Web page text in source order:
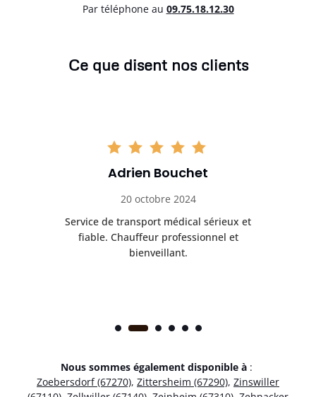
Par téléphone au 09.75.18.12.30
Ce que disent nos clients
Adrien Bouchet
20 octobre 2024
Service de transport médical sérieux et
fiable. Chauffeur professionnel et
bienveillant.
Nous sommes également disponible à :
Zoebersdorf (67270), Zittersheim (67290), Zinswiller